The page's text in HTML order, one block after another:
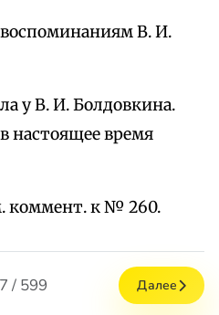
воспоминаниям В. И.
у В. И. Болдовкина.
настоящее время
коммент. к № 260.
/ 599 Далее